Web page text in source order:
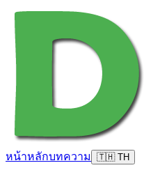
หน้าหลักบทความ 🇹🇭 TH